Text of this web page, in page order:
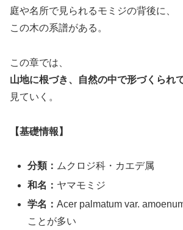
庭や名所で見られるモミジの背後に、
この木の系譜がある。
この章では、
山地に根づき、自然の中で形づくられ
見ていく。
【基礎情報】
分類： ムクロジ科・カエデ属
和名： ヤマモミジ
学名：Acer palmatum var.
ことが多い